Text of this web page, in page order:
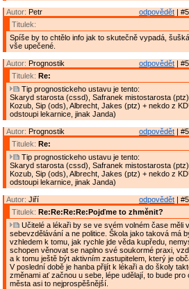
odpovědět |
Autor: Petr
Titulek:
Spíše by to chtělo info jak to skutečně vypadá,
vše upečené.
odpovědět |
Autor: Prognostik
Titulek: Re:
Tip prognostickeho ustavu je tento:
Skaryd starosta (cssd), Safranek mistostarosta
Kozub, Sip (ods), Albrecht, Jakes (ptz) + nekdo z
odstoupi lekarnice, jinak Janda)
odpovědět |
Autor: Prognostik
Titulek: Re:
Tip prognostickeho ustavu je tento:
Skaryd starosta (cssd), Safranek mistostarosta
Kozub, Sip (ods), Albrecht, Jakes (ptz) + nekdo z
odstoupi lekarnice, jinak Janda)
odpovědět |
Autor: Jiří
Titulek: Re:Re:Re:Re:Pojďme to zhměnit?
Učitelé a lékaři by se ve svém volném čase měli
sebevzdělávání a ne politice. Škola jako taková má
vzhledem k tomu, jak rychle jde věda kupředu,
schopen věnovat se naplno své soukormé praxi,
a k tomu ještě být aktivním zastupitelem, který je
V poslední době je hanba přijít k lékaři a do školy
změnami ať začnou u sebe, lépe udělají, to bude pro
města asi to nejprospěšnější.